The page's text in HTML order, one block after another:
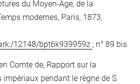
du Moyen-Age, de la
modernes, Paris, 1873,
12148/bpt6k939959z , n° 89 bis
Comte de, Rapport sur la
pendant le règne de S.